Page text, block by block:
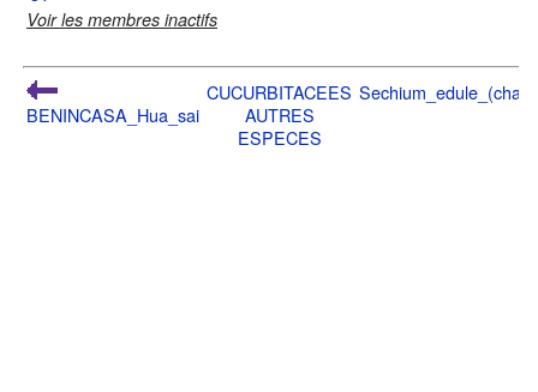
Voir les membres inactifs
BENINCASA_Hua_sai
CUCURBITACEES
AUTRES
ESPECES